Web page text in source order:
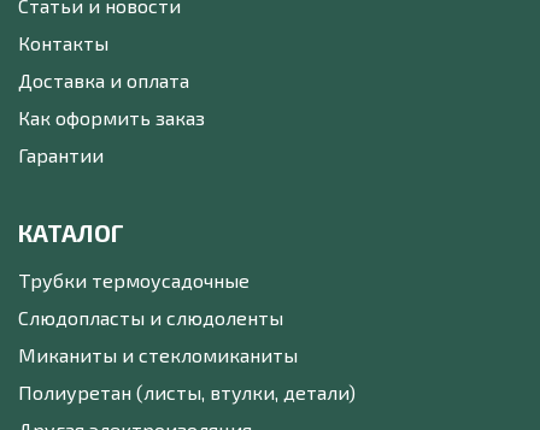
Статьи и новости
Контакты
Доставка и оплата
Как оформить заказ
Гарантии
КАТАЛОГ
Трубки термоусадочные
Слюдопласты и слюдоленты
Миканиты и стекломиканиты
Полиуретан (листы, втулки, детали)